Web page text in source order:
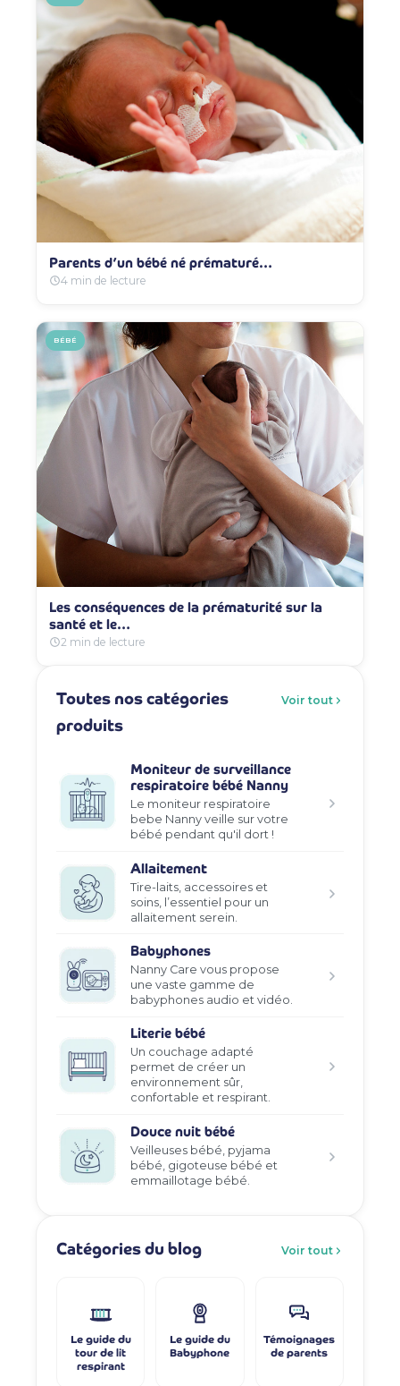
Parents d’un bébé né prématuré…
4 min de lecture
BÉBÉ
Les conséquences de la prématurité sur la
santé et le…
2 min de lecture
Toutes nos catégories
produits
Voir tout
Moniteur de surveillance
respiratoire bébé Nanny
Le moniteur respiratoire
bebe Nanny veille sur votre
bébé pendant qu'il dort !
Allaitement
Tire-laits, accessoires et
soins, l’essentiel pour un
allaitement serein.
Babyphones
Nanny Care vous propose
une vaste gamme de
babyphones audio et vidéo.
Literie bébé
Un couchage adapté
permet de créer un
environnement sûr,
confortable et respirant.
Douce nuit bébé
Veilleuses bébé, pyjama
bébé, gigoteuse bébé et
emmaillotage bébé.
Catégories du blog Voir tout
Le guide du
tour de lit
respirant
Le guide du
Babyphone
Témoignages
de parents